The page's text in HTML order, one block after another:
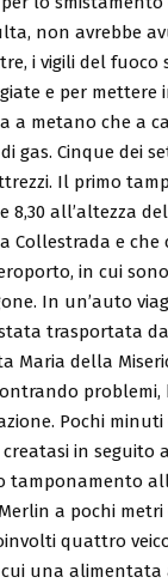
non avrebbe
i vigili del fuoco
e per mettere
a metano che a
gas. Cinque dei
Il primo
all’altezza
Collestrada e che
in cui
In un’auto
trasportata
Maria della
problemi,
Pochi
in seguito
tamponamento
a pochi
quattro
una alimentata